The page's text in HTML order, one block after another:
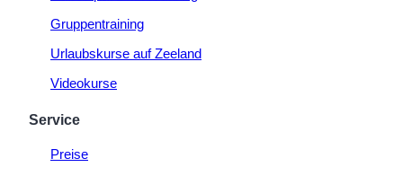
Gruppentraining
Urlaubskurse auf Zeeland
Videokurse
Service
Preise